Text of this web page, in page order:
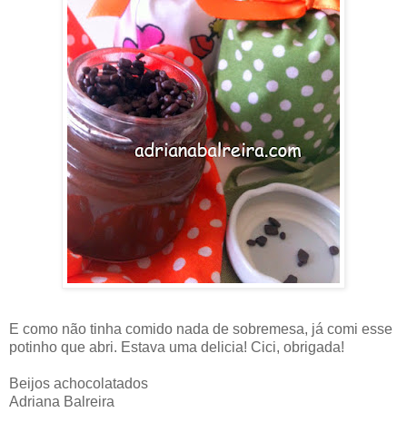
E como não tinha comido nada de sobremesa, já comi esse
potinho que abri. Estava uma delicia! Cici, obrigada!
Beijos achocolatados
Adriana Balreira